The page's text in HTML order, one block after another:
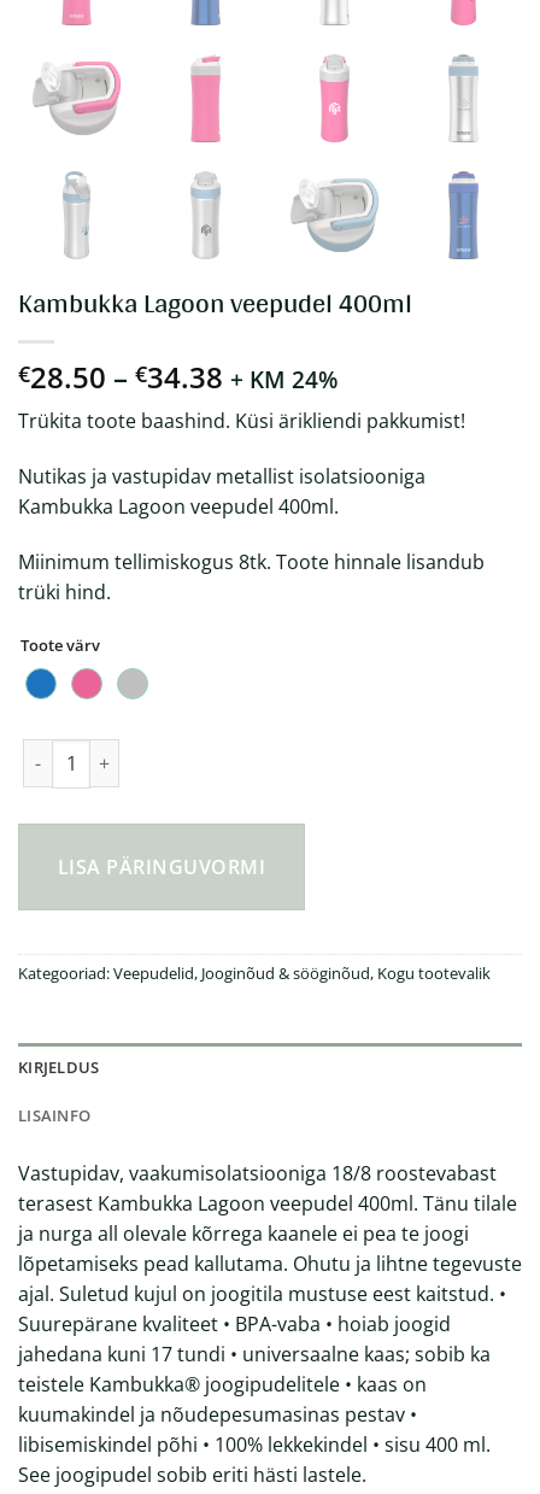
Kambukka Lagoon veepudel 400ml
€28.50 – €34.38 Hinnavahemik:
€28.50
kuni
€34.38
+ KM 24%
Trükita toote baashind. Küsi ärikliendi pakkumist!
Nutikas ja vastupidav metallist isolatsiooniga
Kambukka Lagoon veepudel 400ml.
Miinimum tellimiskogus 8tk. Toote hinnale lisandub
trüki hind.
Toote värv
LISA PÄRINGUVORMI
Kategooriad:Veepudelid, Jooginõud & sööginõud, Kogu tootevalik
KIRJELDUS
LISAINFO
Vastupidav, vaakumisolatsiooniga 18/8 roostevabast
terasest Kambukka Lagoon veepudel 400ml. Tänu tilale
ja nurga all olevale kõrrega kaanele ei pea te joogi
lõpetamiseks pead kallutama. Ohutu ja lihtne tegevuste
ajal. Suletud kujul on joogitila mustuse eest kaitstud. •
Suurepärane kvaliteet • BPA-vaba • hoiab joogid
jahedana kuni 17 tundi • universaalne kaas; sobib ka
teistele Kambukka® joogipudelitele • kaas on
kuumakindel ja nõudepesumasinas pestav •
libisemiskindel põhi • 100% lekkekindel • sisu 400 ml.
See joogipudel sobib eriti hästi lastele.